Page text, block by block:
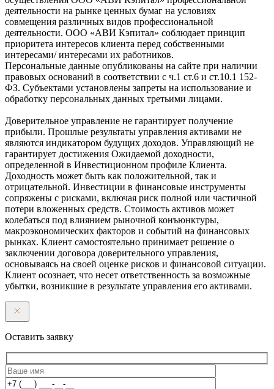
деятельности на рынке ценных бумаг на условиях
совмещения различных видов профессиональной
деятельности. ООО «АВИ Кэпитал» соблюдает принцип
приоритета интересов клиента перед собственными
интересами/ интересами их работников.
Персональные данные опубликованы на сайте при наличии
правовых оснований в соответствии с ч.1 ст.6 и ст.10.1 152-
ФЗ. Субъектами установлены запреты на использование и
обработку персональных данных третьими лицами.
Доверительное управление не гарантирует получение
прибыли. Прошлые результаты управления активами не
являются индикатором будущих доходов. Управляющий не
гарантирует достижения Ожидаемой доходности,
определенной в Инвестиционном профиле Клиента.
Доходность может быть как положительной, так и
отрицательной. Инвестиции в финансовые инструменты
сопряжены с рисками, включая риск полной или частичной
потери вложенных средств. Стоимость активов может
колебаться под влиянием рыночной конъюнктуры,
макроэкономических факторов и событий на финансовых
рынках. Клиент самостоятельно принимает решение о
заключении договора доверительного управления,
основываясь на своей оценке рисков и финансовой ситуации.
Клиент осознает, что несет ответственность за возможные
убытки, возникшие в результате управления его активами.
Оставить заявку